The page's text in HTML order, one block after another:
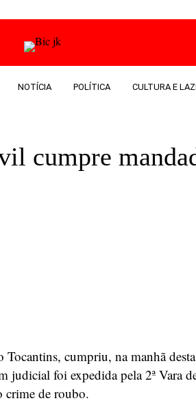
NOTÍCIA POLÍTICA CULTURA E
cumpre
cumpriu, na manhã
foi expedida pela 2ª Vara
crime de roubo.